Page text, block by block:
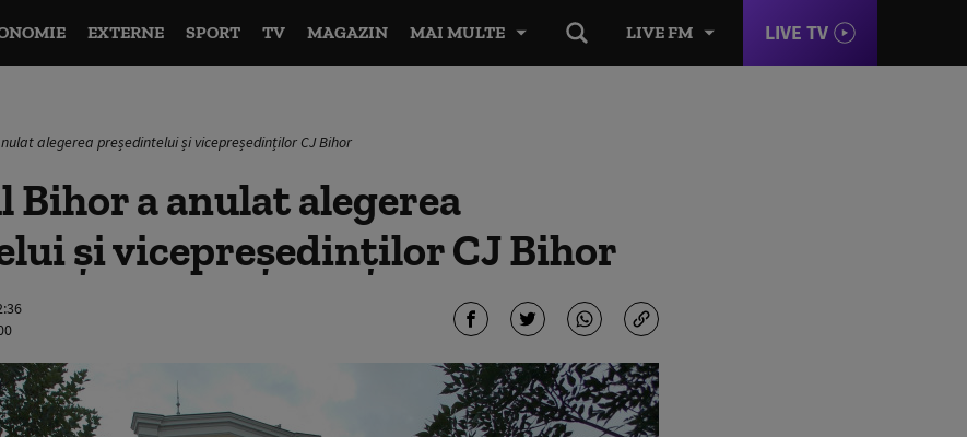
LIVE FM LIVE TV
EXTERNE SPORT TV MAGAZIN MAI MULTE
alegerea președintelui și vicepreședinților CJ Bihor
a anulat alegerea
și vicepreședinților CJ Bihor